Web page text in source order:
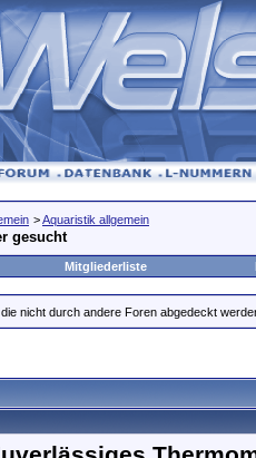
>Aquaristik allgemein
gesucht
Mitgliederliste
nicht durch andere Foren abgedeckt